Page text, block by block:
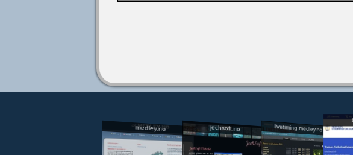
medley.no jechsoft.no livetiming.medley.no